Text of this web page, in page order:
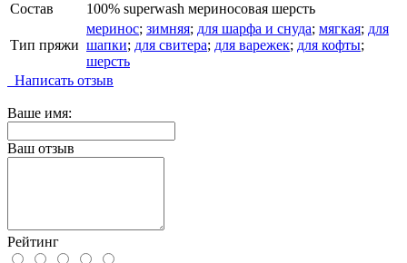
Состав
100% superwash мериносовая шерсть
Тип пряжи
меринос; зимняя; для шарфа и снуда; мягкая; для
шапки; для свитера; для варежек; для кофты;
шерсть
Написать отзыв
Ваше имя:
Ваш отзыв
Рейтинг